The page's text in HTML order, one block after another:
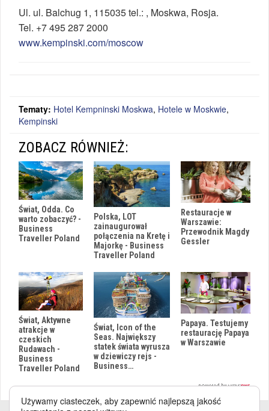
Ul. ul. Balchug 1, 115035 tel.: , Moskwa, Rosja.
Tel. +7 495 287 2000
www.kempinski.com/moscow
Tematy: Hotel Kempninski Moskwa, Hotele w Moskwie,
Kempinski
ZOBACZ RÓWNIEŻ:
Świat, Odda. Co
warto zobaczyć? -
Business
Traveller Poland
Polska, LOT
zainaugurował
połączenia na Kretę i
Majorkę - Business
Traveller Poland
Restauracje w
Warszawie:
Przewodnik Magdy
Gessler
Świat, Aktywne
atrakcje w
czeskich
Rudawach -
Business
Traveller Poland
Świat, Icon of the
Seas. Największy
statek świata wyrusza
w dziewiczy rejs -
Business…
Papaya. Testujemy
restaurację Papaya
w Warszawie
Używamy ciasteczek, aby zapewnić najlepszą jakość